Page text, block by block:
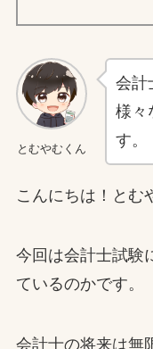
とむやむくん
会計
様々
す。
こんにちは！とむ
今回は会計士試験
ているのかです。
会計士の将来は無